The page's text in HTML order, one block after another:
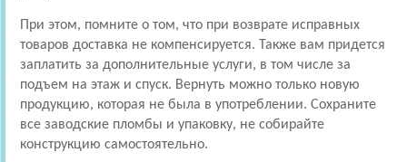
При этом, помните о том, что при возврате исправных
товаров доставка не компенсируется. Также вам придется
заплатить за дополнительные услуги, в том числе за
подъем на этаж и спуск. Вернуть можно только новую
продукцию, которая не была в употреблении. Сохраните
все заводские пломбы и упаковку, не собирайте
конструкцию самостоятельно.